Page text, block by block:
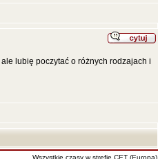
lubię poczytać o różnych rodzajach i
Wszystkie czasy w strefie CET (Europa)